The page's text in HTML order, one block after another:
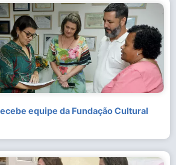
equipe da Fundação Cultural